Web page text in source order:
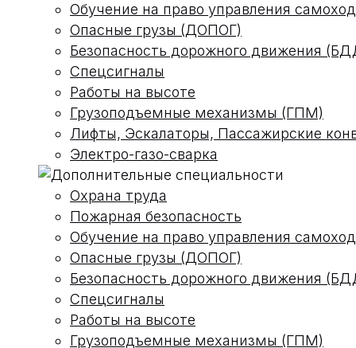
Обучение на право управления
Опасные грузы (ДОПОГ)
Безопасность дорожного движения
Спецсигналы
Работы на высоте
Грузоподъемные механизмы (ГПМ)
Лифты, Эскалаторы, Пассажирские
Электро-газо-сварка
Охрана труда
Пожарная безопасность
Обучение на право управления
Опасные грузы (ДОПОГ)
Безопасность дорожного движения
Спецсигналы
Работы на высоте
Грузоподъемные механизмы (ГПМ)